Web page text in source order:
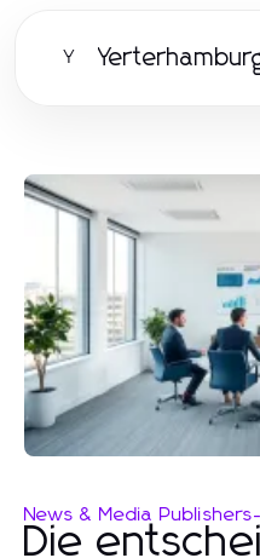
Y
News & Media Publishers-
Die